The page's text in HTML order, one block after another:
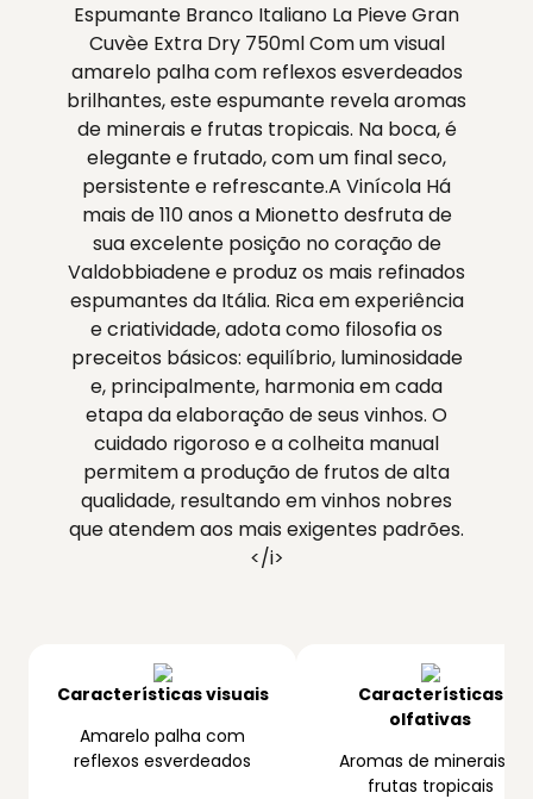
Espumante Branco Italiano La Pieve Gran
Cuvèe Extra Dry 750ml Com um visual
amarelo palha com reflexos esverdeados
brilhantes, este espumante revela aromas
de minerais e frutas tropicais. Na boca, é
elegante e frutado, com um final seco,
persistente e refrescante.A Vinícola Há
mais de 110 anos a Mionetto desfruta de
sua excelente posição no coração de
Valdobbiadene e produz os mais refinados
espumantes da Itália. Rica em experiência
e criatividade, adota como filosofia os
preceitos básicos: equilíbrio, luminosidade
e, principalmente, harmonia em cada
etapa da elaboração de seus vinhos. O
cuidado rigoroso e a colheita manual
permitem a produção de frutos de alta
qualidade, resultando em vinhos nobres
que atendem aos mais exigentes padrões.
</i>
Características visuais
Amarelo palha com
reflexos esverdeados
Características
olfativas
Aromas de minerais e
frutas tropicais